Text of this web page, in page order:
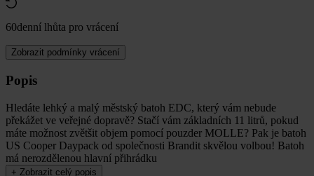
60denní lhůta pro vrácení
Zobrazit podmínky vrácení
Popis
Hledáte lehký a malý městský batoh EDC, který vám nebude
překážet ve veřejné dopravě? Stačí vám základních 11 litrů, pokud
máte možnost zvětšit objem pomocí pouzder MOLLE? Pak je batoh
US Cooper Daypack od společnosti Brandit skvělou volbou! Batoh
má nerozdělenou hlavní přihrádku
+ Zobrazit celý popis